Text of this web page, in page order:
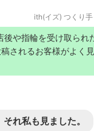
ith(イズ) つくり
後や指輪を受け取られ
されるお客様がよく
それ私も見ました。